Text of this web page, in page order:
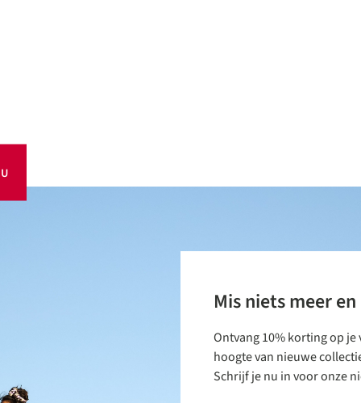
Mis niets meer
Ontvang 10% korting op
hoogte van nieuwe
Schrijf je nu in voor onze